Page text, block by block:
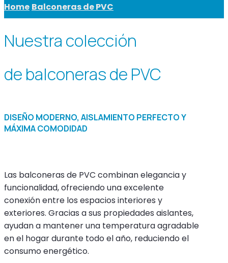
Home Balconeras de PVC
Nuestra colección
de balconeras de PVC
DISEÑO MODERNO, AISLAMIENTO PERFECTO Y
MÁXIMA COMODIDAD
Las balconeras de PVC combinan elegancia y
funcionalidad, ofreciendo una excelente
conexión entre los espacios interiores y
exteriores. Gracias a sus propiedades aislantes,
ayudan a mantener una temperatura agradable
en el hogar durante todo el año, reduciendo el
consumo energético.